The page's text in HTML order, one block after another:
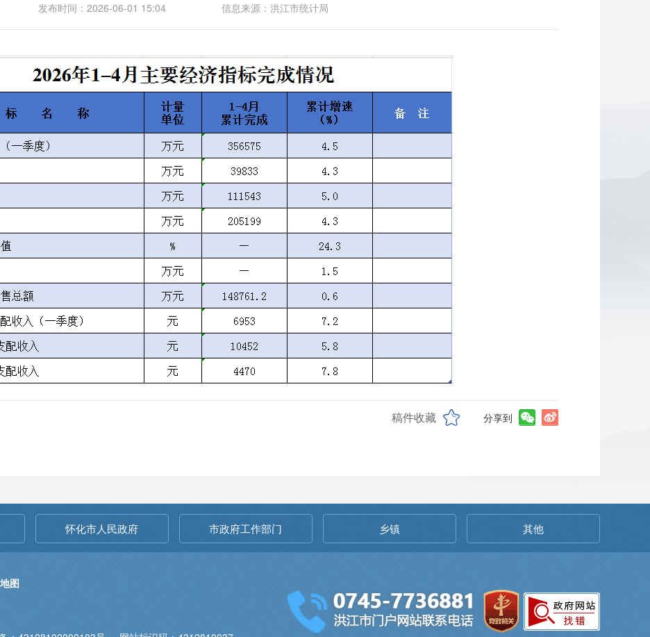
发布时间：2026-06-01 15:04 信息来源：洪江市统计局
稿件收藏 分享到
怀化市人民政府 市政府工作部门 乡镇 其他
图